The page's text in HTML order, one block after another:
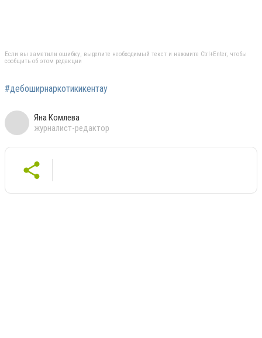
Если вы заметили ошибку, выделите необходимый текст и нажмите Ctrl+Enter, чтобы
сообщить об этом редакции
#дебоширнаркотикикентау
Яна Комлева
журналист-редактор